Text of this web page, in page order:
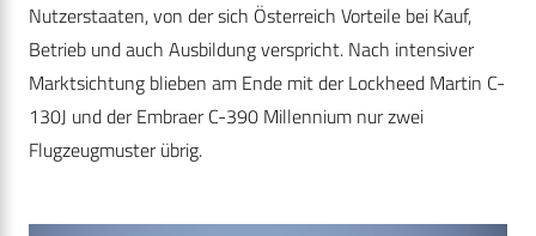
Nutzerstaaten, von der sich Österreich Vorteile bei Kauf,
Betrieb und auch Ausbildung verspricht. Nach intensiver
Marktsichtung blieben am Ende mit der Lockheed Martin C-
130J und der Embraer C-390 Millennium nur zwei
Flugzeugmuster übrig.